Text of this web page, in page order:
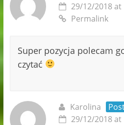
29/12/2018 at
Permalink
Super pozycja polecam
czytać
Karolina
29/12/2018 at